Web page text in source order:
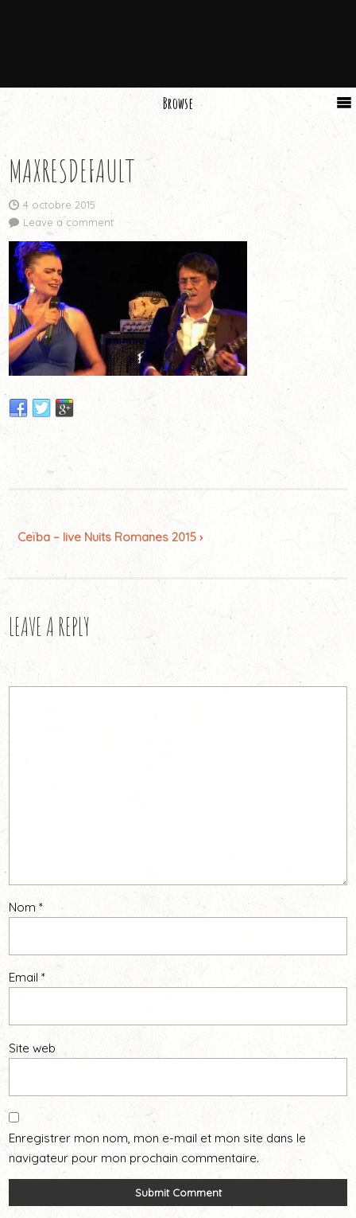
Browse
MAXRESDEFAULT
4 octobre 2015
Leave a comment
Ceïba – live Nuits Romanes 2015 ›
LEAVE A REPLY
Nom*
Email*
Site web
Enregistrer mon nom, mon e-mail et mon site dans le
navigateur pour mon prochain commentaire.